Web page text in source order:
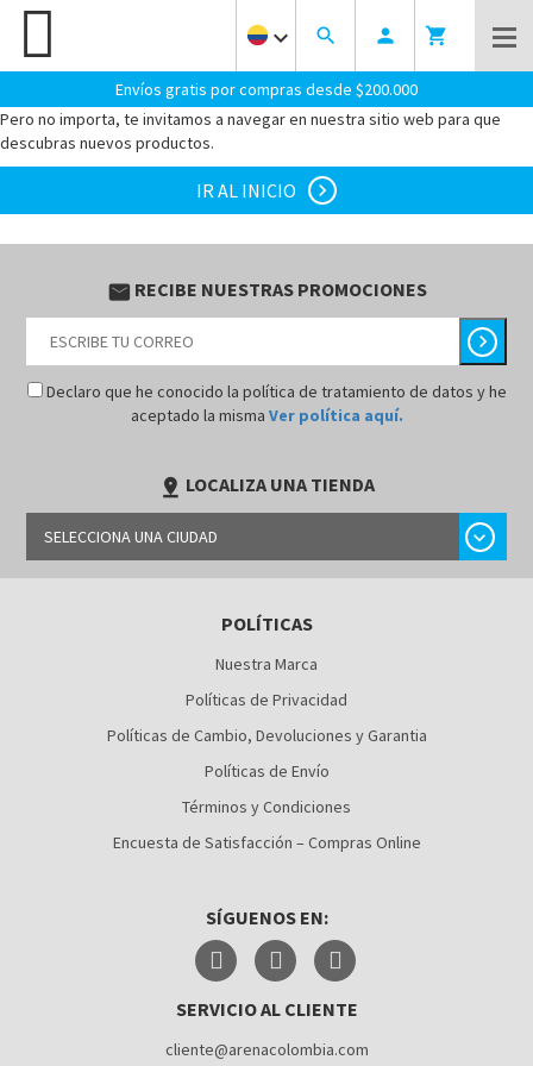
keyboard_arrow_down search person shopping_cart
Envíos gratis por compras desde $200.000
¡OOOPS! PARECE QUE LLEGASTE AL LUGAR EQUIVOCADO.
PAGINA QUE BUSCAS NO EXISTE.
Pero no importa, te invitamos a navegar en nuestra sitio web para que
descubras nuevos productos.
IR AL INICIO chevron_right
email RECIBE NUESTRAS PROMOCIONES
chevron_right
Declaro que he conocido la política de tratamiento de datos y he
aceptado la misma Ver política aquí.
pin_drop LOCALIZA UNA TIENDA
SELECCIONA UNA CIUDAD chevron_right
BARRANQUILLA
POLÍTICAS
Nuestra Marca
Políticas de Privacidad
Políticas de Cambio, Devoluciones y Garantia
Políticas de Envío
Términos y Condiciones
Encuesta de Satisfacción – Compras Online
SÍGUENOS EN:
SERVICIO AL CLIENTE
cliente@arenacolombia.com